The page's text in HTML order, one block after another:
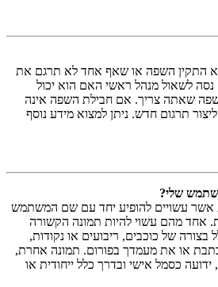
התקין השפה או שאף אחד לא תרגם את
לשאול מנהל ראשי האם הוא יכול
שאתה צריך. אם חבילת השפה אינה
תרגום חדש. ניתן למצוא מידע נוסף
שלי?
אשר עשויים להופיע יחד עם שם המשתמש
אחד מהם עשוי להיות תמונה הקשורה
של כוכבים, ריבועים או נקודות,
או את מעמדך בפורום. תמונה אחרת,
ידועה כסמל אישי ובדרך כלל ייחודית או